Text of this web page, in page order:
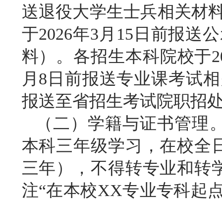
送退役大学生士兵相关材
于2026年3月15日前报送
料）。各招生本科院校于
月8日前报送专业课考试
报送至省招生考试院职招
（二）学籍与证书管理
本科三年级学习，在校全
三年），不得转专业和转
注“在本校XX专业专科起